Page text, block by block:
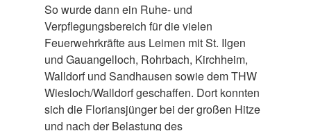
So wurde dann ein Ruhe- und
Verpflegungsbereich für die vielen
Feuerwehrkräfte aus Leimen mit St. Ilgen
und Gauangelloch, Rohrbach, Kirchheim,
Walldorf und Sandhausen sowie dem THW
Wiesloch/Walldorf geschaffen. Dort konnten
sich die Floriansjünger bei der großen Hitze
und nach der Belastung des